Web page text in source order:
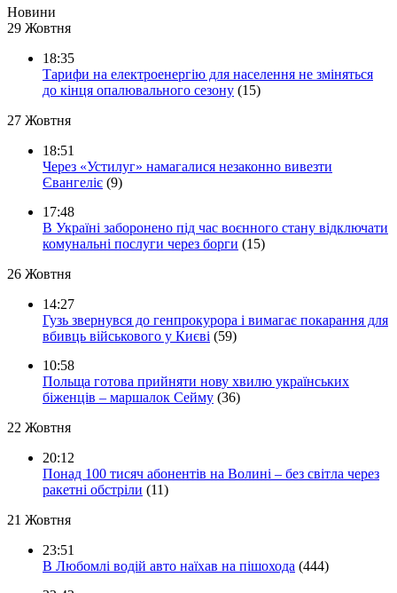
Новини
29 Жовтня
18:35
Тарифи на електроенергію для населення не зміняться
до кінця опалювального сезону (15)
27 Жовтня
18:51
Через «Устилуг» намагалися незаконно вивезти
Євангеліє (9)
17:48
В Україні заборонено під час воєнного стану відключати
комунальні послуги через борги (15)
26 Жовтня
14:27
Гузь звернувся до генпрокурора і вимагає покарання для
вбивць військового у Києві (59)
10:58
Польща готова прийняти нову хвилю українських
біженців – маршалок Сейму (36)
22 Жовтня
20:12
Понад 100 тисяч абонентів на Волині – без світла через
ракетні обстріли (11)
21 Жовтня
23:51
В Любомлі водій авто наїхав на пішохода (444)